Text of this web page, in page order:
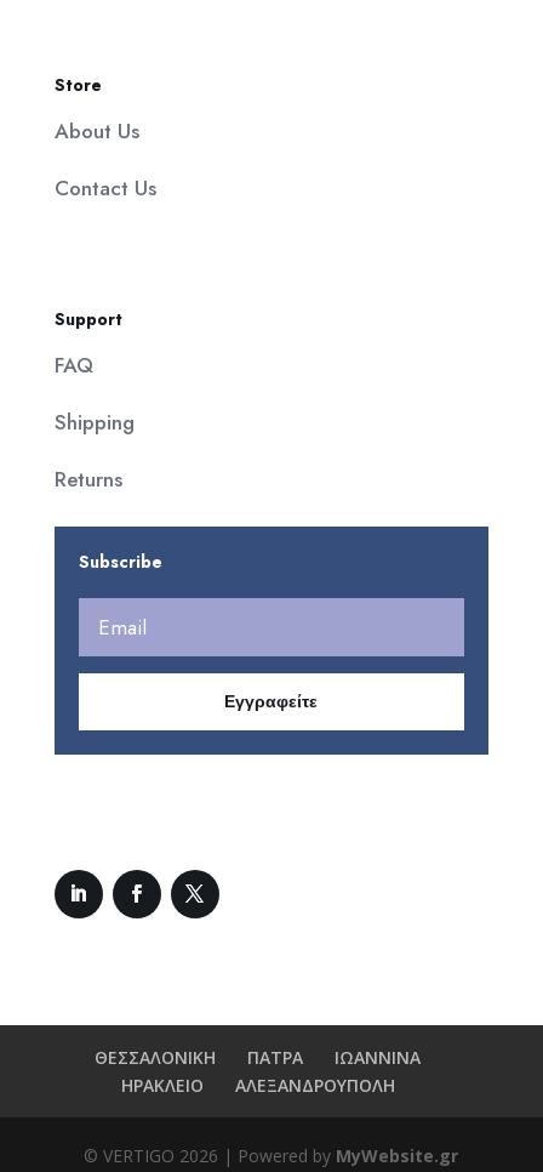
Store
About Us
Contact Us
Support
FAQ
Shipping
Returns
Subscribe
Εγγραφείτε
ΘΕΣΣΑΛΟΝΙΚΗ ΠΑΤΡΑ
ΙΩΑΝΝΙΝΑ
ΗΡΑΚΛΕΙΟ
ΑΛΕΞΑΝΔΡΟΥΠΟΛΗ
© VERTIGO 2026 | Powered by MyWebsite.gr